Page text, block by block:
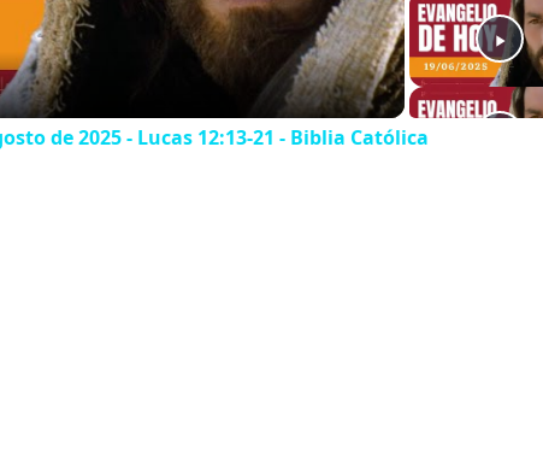
Video
de 2025 - Lucas 12:13-21 - Biblia Católica